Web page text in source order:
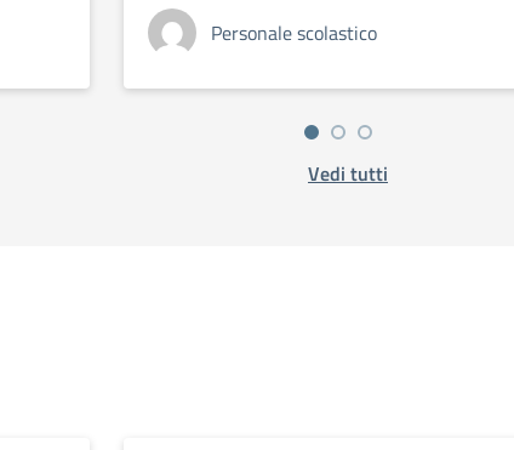
Personale scolastico
Vedi tutti